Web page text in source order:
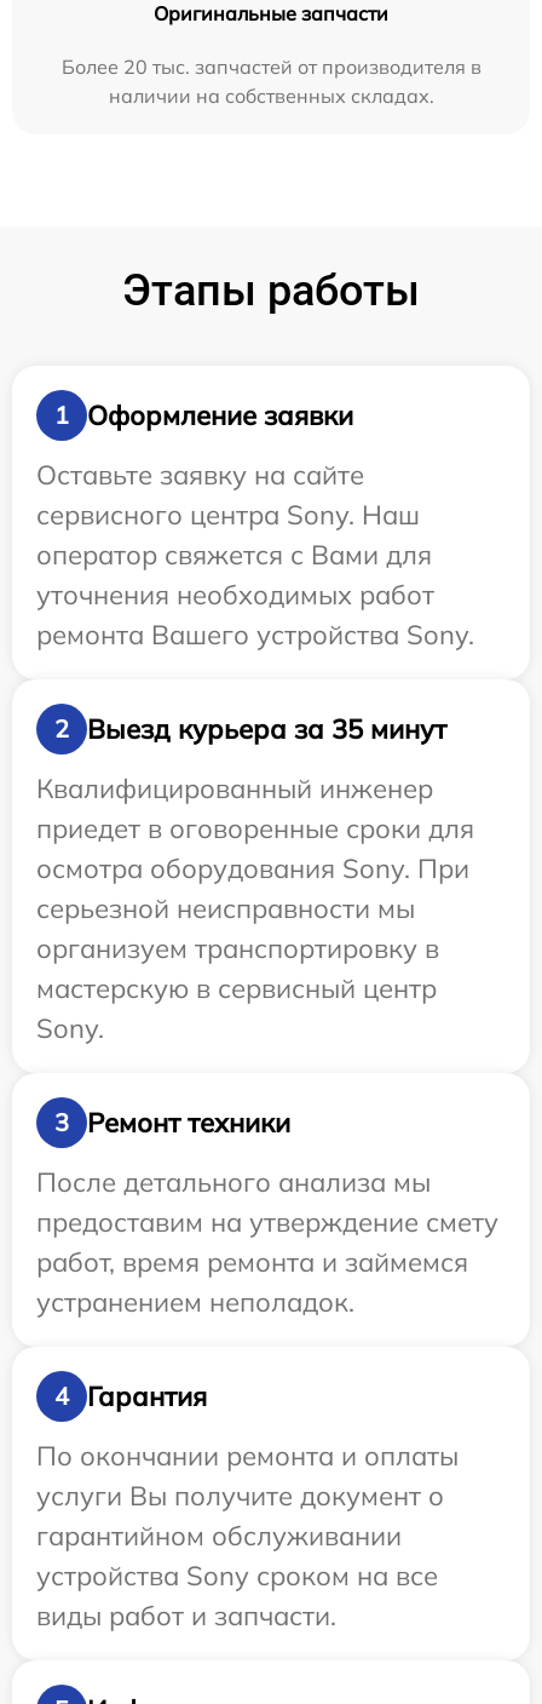
Оригинальные запчасти
Более 20 тыс. запчастей от производителя в
наличии на собственных складах.
Этапы работы
1
Оформление заявки
Оставьте заявку на сайте
сервисного центра Sony. Наш
оператор свяжется с Вами для
уточнения необходимых работ
ремонта Вашего устройства Sony.
2
Выезд курьера за 35 минут
Квалифицированный инженер
приедет в оговоренные сроки для
осмотра оборудования Sony. При
серьезной неисправности мы
организуем транспортировку в
мастерскую в сервисный центр
Sony.
3
Ремонт техники
После детального анализа мы
предоставим на утверждение смету
работ, время ремонта и займемся
устранением неполадок.
4
Гарантия
По окончании ремонта и оплаты
услуги Вы получите документ о
гарантийном обслуживании
устройства Sony сроком на все
виды работ и запчасти.